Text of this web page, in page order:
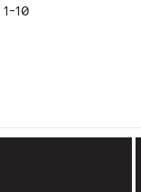
1-10